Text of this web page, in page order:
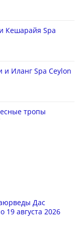
Кешарайя Spa
Иланг Spa Ceylon
тропы
Дас
19 августа 2026